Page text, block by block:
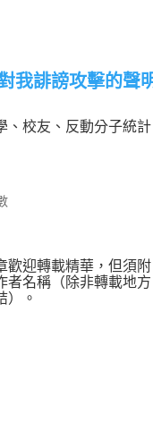
我誹謗攻擊的聲
、校友、反動分子統計
歡迎轉載精華，但須附
者名稱（除非轉載地方
）。